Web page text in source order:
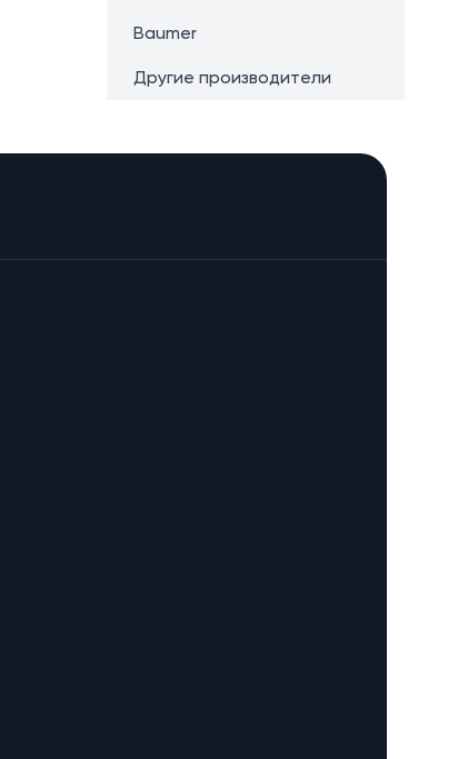
Baumer
Другие производители